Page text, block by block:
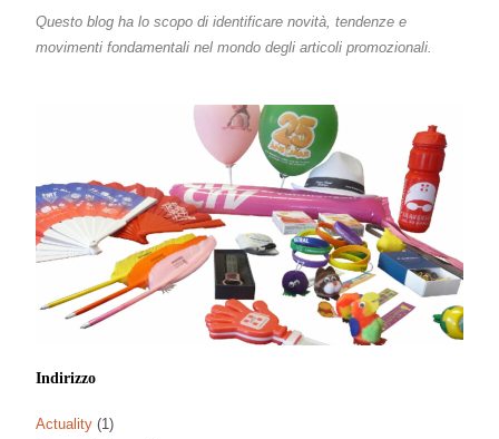
Questo blog ha lo scopo di identificare novità, tendenze e
movimenti fondamentali nel mondo degli articoli promozionali.
Indirizzo
Actuality (1)